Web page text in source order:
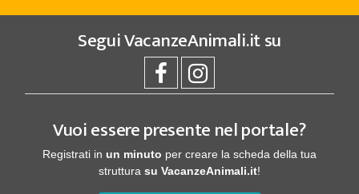
SeguiVacanzeAnimali.itsu
Vuoi essere presente nel portale?
Registrati in un minuto per creare la scheda della tua
struttura su VacanzeAnimali.it!